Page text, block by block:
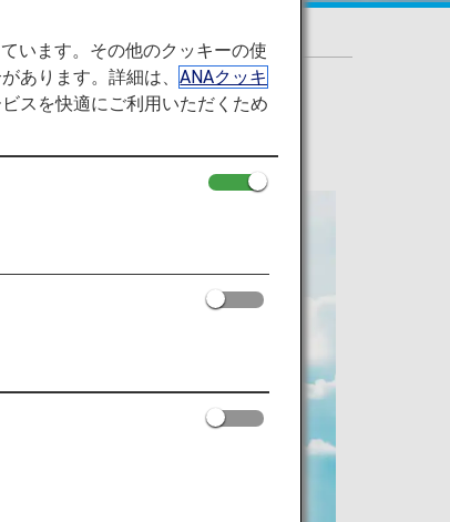
！
います。その他のクッキーの使
あります。詳細は、ANAクッキ
スを快適にご利用いただくため